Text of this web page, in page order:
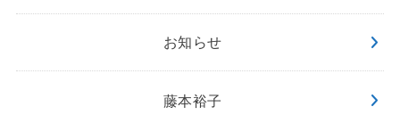
お知らせ
藤本裕子